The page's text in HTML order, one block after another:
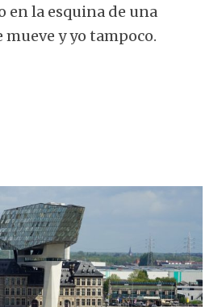
en la esquina de una
y yo tampoco.